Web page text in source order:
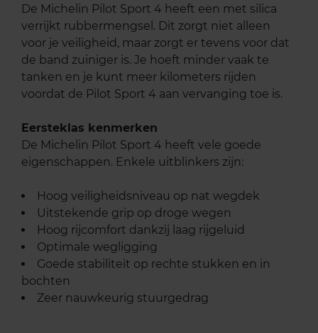
De Michelin Pilot Sport 4 heeft een met silica
verrijkt rubbermengsel. Dit zorgt niet alleen
voor je veiligheid, maar zorgt er tevens voor dat
de band zuiniger is. Je hoeft minder vaak te
tanken en je kunt meer kilometers rijden
voordat de Pilot Sport 4 aan vervanging toe is.
Eersteklas kenmerken
De Michelin Pilot Sport 4 heeft vele goede
eigenschappen. Enkele uitblinkers zijn:
Hoog veiligheidsniveau op nat wegdek
Uitstekende grip op droge wegen
Hoog rijcomfort dankzij laag rijgeluid
Optimale wegligging
Goede stabiliteit op rechte stukken en in
bochten
Zeer nauwkeurig stuurgedrag